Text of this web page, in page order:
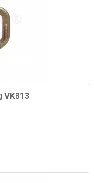
VK813